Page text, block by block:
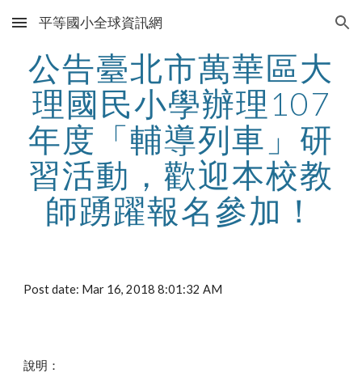
Skip to main content Skip to navigation
平等國小全球資訊網
公告臺北市萬華區大
理國民小學辦理107
年度「輔導列車」研
習活動，歡迎本校教
師踴躍報名參加！
Post date: Mar 16, 2018 8:01:32 AM
說明：